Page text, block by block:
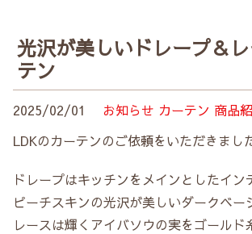
光沢が美しいドレープ＆
テン
2025/02/01 お知らせ カーテン 商品
LDKのカーテンのご依頼をいただきまし
ドレープはキッチンをメインとしたイン
ピーチスキンの光沢が美しいダークベー
レースは輝くアイバソウの実をゴールド